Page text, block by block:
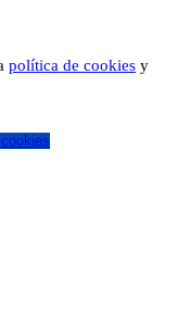
política de cookies y